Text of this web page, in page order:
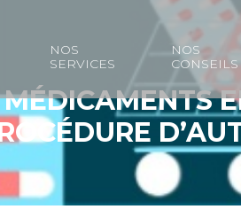
NOS
SERVICES
NOS
CONSEILS